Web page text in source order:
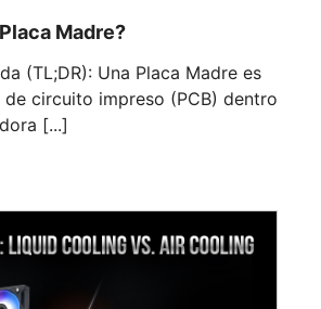
Madre?
(TL;DR): Una Placa Madre es
de circuito impreso (PCB) dentro
[...]